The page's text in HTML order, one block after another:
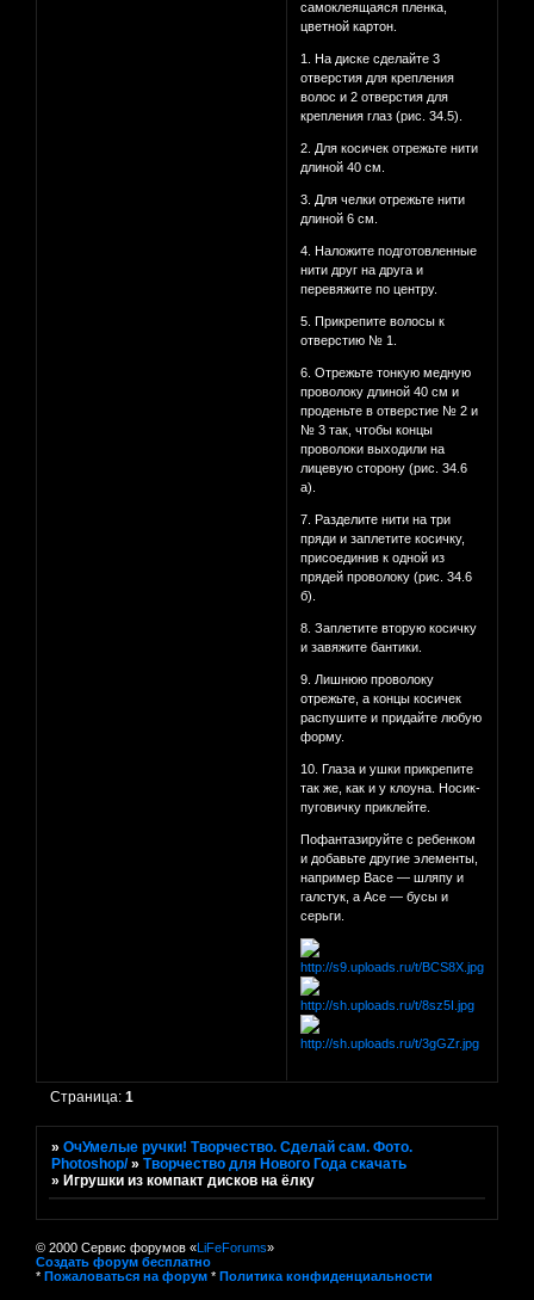
самоклеящаяся пленка,
цветной картон.
1. На диске сделайте 3
отверстия для крепления
волос и 2 отверстия для
крепления глаз (рис. 34.5).
2. Для косичек отрежьте нити
длиной 40 см.
3. Для челки отрежьте нити
длиной 6 см.
4. Наложите подготовленные
нити друг на друга и
перевяжите по центру.
5. Прикрепите волосы к
отверстию № 1.
6. Отрежьте тонкую медную
проволоку длиной 40 см и
проденьте в отверстие № 2 и
№ 3 так, чтобы концы
проволоки выходили на
лицевую сторону (рис. 34.6
а).
7. Разделите нити на три
пряди и заплетите косичку,
присоединив к одной из
прядей проволоку (рис. 34.6
б).
8. Заплетите вторую косичку
и завяжите бантики.
9. Лишнюю проволоку
отрежьте, а концы косичек
распушите и придайте любую
форму.
10. Глаза и ушки прикрепите
так же, как и у клоуна. Носик-
пуговичку приклейте.
Пофантазируйте с ребенком
и добавьте другие элементы,
например Васе — шляпу и
галстук, а Асе — бусы и
серьги.
Страница:1
»ОчУмелые ручки! Творчество. Сделай сам. Фото.
Photoshop/ »Творчество для Нового Года скачать
»Игрушки из компакт дисков на ёлку
© 2000 Сервис форумов «LiFeForums»
Создать форум бесплатно
* Пожаловаться на форум * Политика конфиденциальности